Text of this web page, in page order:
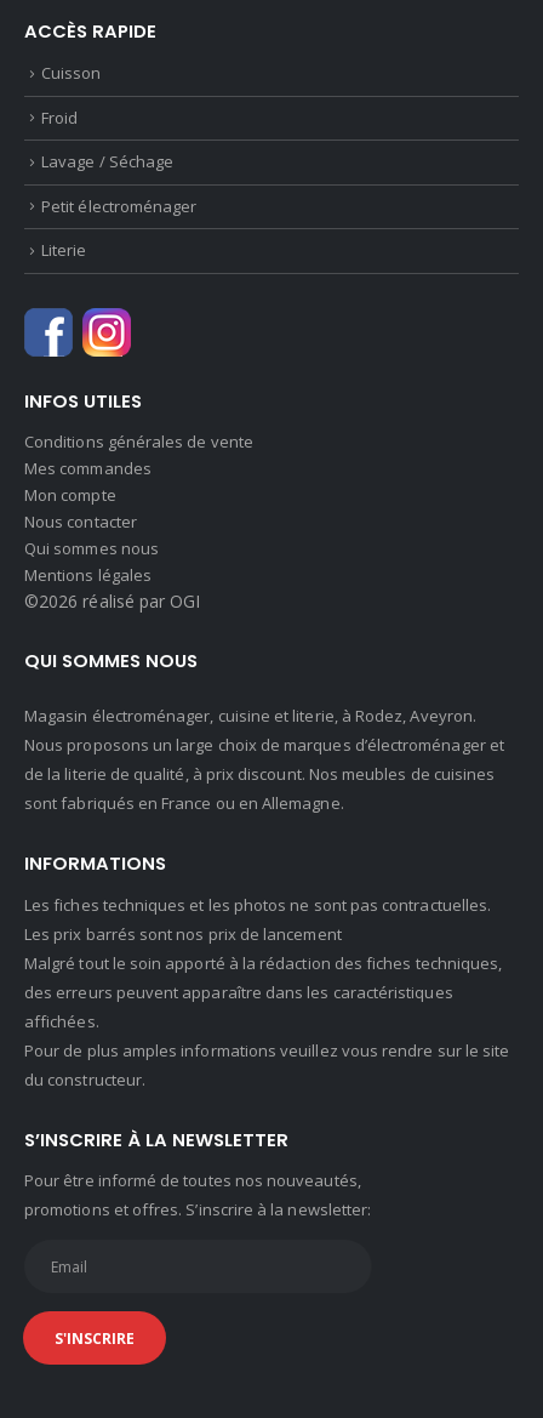
ACCÈS RAPIDE
Cuisson
Froid
Lavage / Séchage
Petit électroménager
Literie
INFOS UTILES
Conditions générales de vente
Mes commandes
Mon compte
Nous contacter
Qui sommes nous
Mentions légales
©2026 réalisé par OGI
QUI SOMMES NOUS
Magasin électroménager, cuisine et literie, à Rodez, Aveyron.
Nous proposons un large choix de marques d’électroménager et
de la literie de qualité, à prix discount. Nos meubles de cuisines
sont fabriqués en France ou en Allemagne.
INFORMATIONS
Les fiches techniques et les photos ne sont pas contractuelles.
Les prix barrés sont nos prix de lancement
Malgré tout le soin apporté à la rédaction des fiches techniques,
des erreurs peuvent apparaître dans les caractéristiques
affichées.
Pour de plus amples informations veuillez vous rendre sur le site
du constructeur.
S’INSCRIRE À LA NEWSLETTER
Pour être informé de toutes nos nouveautés,
promotions et offres. S’inscrire à la newsletter: